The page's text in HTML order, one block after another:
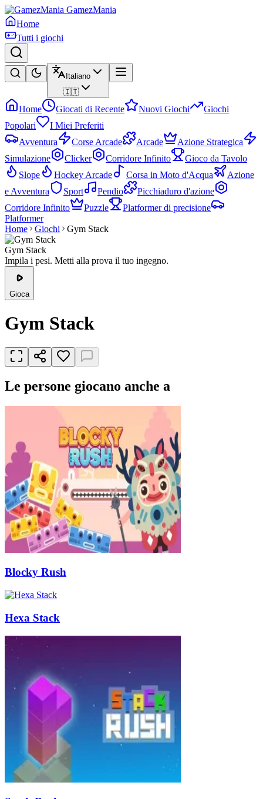
GamezMania
Home
Tutti i giochi
Italiano
🇮🇹
Home Giocati di Recente Nuovi Giochi
Giochi
Popolari
I Miei Preferiti
Avventura
Corse Arcade Arcade
Azione Strategica
Simulazione
Clicker Corridore Infinito
Gioco da Tavolo
Slope
Hockey Arcade Corsa in Moto d'Acqua
Azione
e Avventura
Sport Pendio
Picchiaduro d'azione
Corridore Infinito
Puzzle
Platformer di precisione
Platformer
Home
Giochi Gym Stack
Gym Stack
Impila i pesi. Metti alla prova il tuo ingegno.
Gioca
Gym Stack
Le persone giocano anche a
Blocky Rush
Hexa Stack